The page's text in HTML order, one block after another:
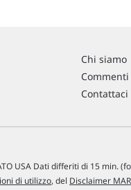
Chi siamo
Contattaci
USA Dati differiti di 15 min.
di utilizzo, del Disclaimer MAR